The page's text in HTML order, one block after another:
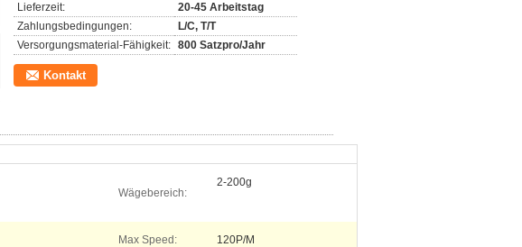
Lieferzeit:
20-45 Arbeitstag
Zahlungsbedingungen:
L/C, T/T
Versorgungsmaterial-Fähigkeit: 800 Satzpro/Jahr
Kontakt
Wägebereich:
2-200g
Max Speed: 120P/M